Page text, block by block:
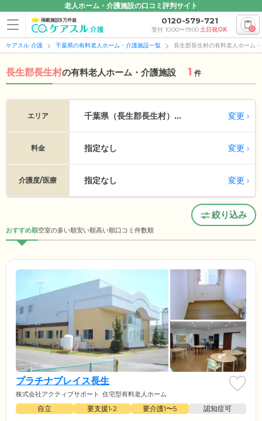
老人ホーム・介護施設の口コミ評判サイト
掲載施設5万件超 0120-579-721
受付 10:00〜19:00土日祝OK 0
ケアスル 介護 千葉県の有料老人ホーム・介護施設一覧 長生郡長生村の有料老人ホーム
長生郡長生村の有料老人ホーム・介護施設 1 件
エリア 千葉県（長生郡長生村）... 変更
料金 指定なし 変更
介護度/医療 指定なし 変更
絞り込み
おすすめ順空室の多い順安い順高い順口コミ件数順
プラチナプレイス長生
株式会社アクティブサポート 住宅型有料老人ホーム
自立 要支援1•2 要介護1〜5
認知症可